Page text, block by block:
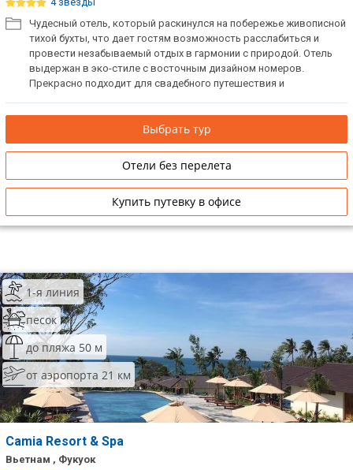
Чудесный отель, который раскинулся на побережье живописной
тихой бухты, что дает гостям возможность расслабиться и
провести незабываемый отдых в гармонии с природой. Отель
выдержан в эко-стиле с восточным дизайном номеров.
Прекрасно подходит для свадебного путешествия и
Выбрать тур
Отели без перелета
Купить путевку в офисе
1-я линия
песок
до пляжа 50 м
от аэропорта 21 км
Camia Resort & Spa
Вьетнам , Фукуок